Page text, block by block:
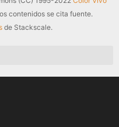
contenidos se cita fuente.
de Stackscale.